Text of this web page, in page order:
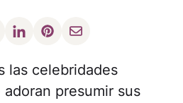
las celebridades
presumir sus